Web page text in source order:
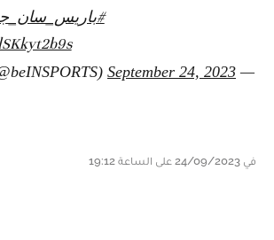
— beIN SPORTS (@beINSPORTS)
September 24, 2023
في 24/09/2023 على الساعة 19:12